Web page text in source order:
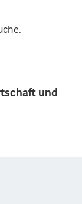
und